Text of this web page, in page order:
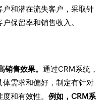
和潜在流失客户，采取针
保留率和销售收入。
销售效果。通过CRM系统，
需求和偏好，制定有针对
度和有效性。例如，CRM系